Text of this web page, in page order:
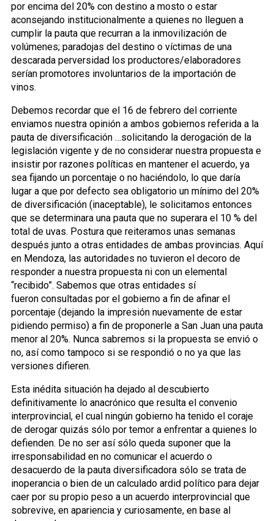
por encima del 20% con destino a mosto o estar
aconsejando institucionalmente a quienes no lleguen a
cumplir la pauta que recurran a la inmovilización de
volúmenes; paradojas del destino o víctimas de una
descarada perversidad los productores/elaboradores
serían promotores involuntarios de la importación de
vinos.
Debemos recordar que el 16 de febrero del corriente
enviamos nuestra opinión a ambos gobiernos referida a la
pauta de diversificación …solicitando la derogación de la
legislación vigente y de no considerar nuestra propuesta e
insistir por razones políticas en mantener el acuerdo, ya
sea fijando un porcentaje o no haciéndolo, lo que daría
lugar a que por defecto sea obligatorio un mínimo del 20%
de diversificación (inaceptable), le solicitamos entonces
que se determinara una pauta que no superara el 10 % del
total de uvas. Postura que reiteramos unas semanas
después junto a otras entidades de ambas provincias. Aquí
en Mendoza, las autoridades no tuvieron el decoro de
responder a nuestra propuesta ni con un elemental
“recibido”. Sabemos que otras entidades sí
fueron consultadas por el gobierno a fin de afinar el
porcentaje (dejando la impresión nuevamente de estar
pidiendo permiso) a fin de proponerle a San Juan una pauta
menor al 20%. Nunca sabremos si la propuesta se envió o
no, así como tampoco si se respondió o no ya que las
versiones difieren.
Esta inédita situación ha dejado al descubierto
definitivamente lo anacrónico que resulta el convenio
interprovincial, el cual ningún gobierno ha tenido el coraje
de derogar quizás sólo por temor a enfrentar a quienes lo
defienden. De no ser así sólo queda suponer que la
irresponsabilidad en no comunicar el acuerdo o
desacuerdo de la pauta diversificadora sólo se trata de
inoperancia o bien de un calculado ardid político para dejar
caer por su propio peso a un acuerdo interprovincial que
sobrevive, en apariencia y curiosamente, en base al